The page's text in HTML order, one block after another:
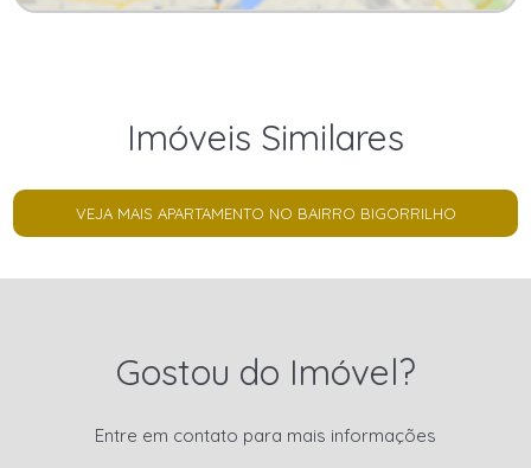
Imóveis Similares
VEJA MAIS APARTAMENTO NO BAIRRO BIGORRILHO
Gostou do Imóvel?
Entre em contato para mais informações